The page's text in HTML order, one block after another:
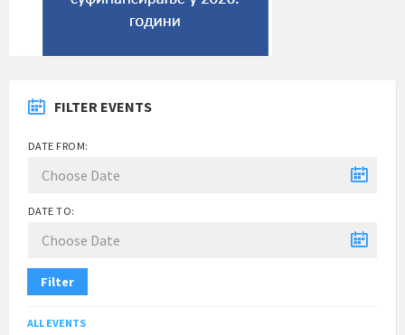
FILTER EVENTS
DATE FROM:
DATE TO:
Filter
ALL EVENTS